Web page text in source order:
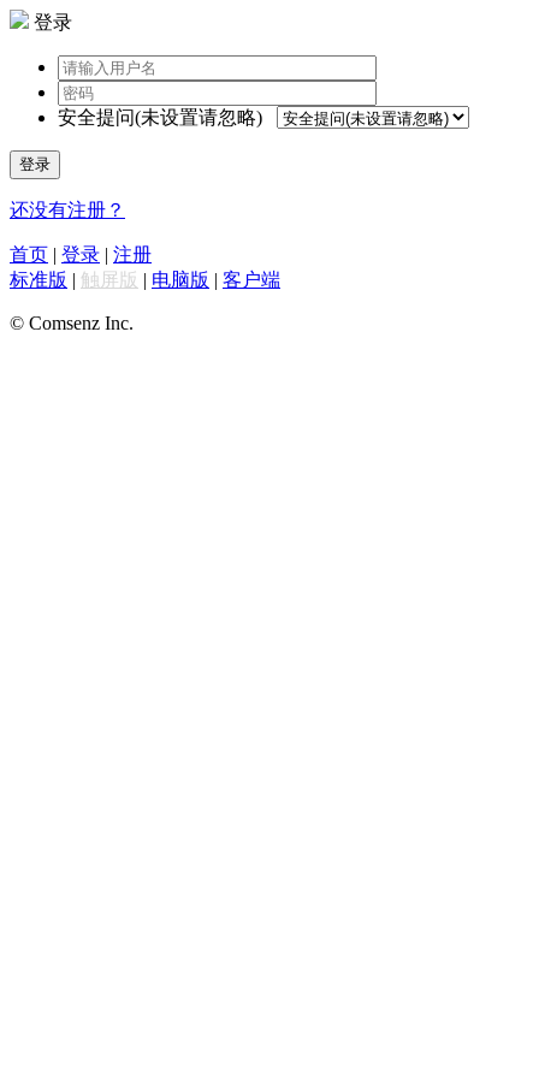
登录
安全提问(未设置请忽略)
登录
还没有注册？
首页 | 登录 | 注册
标准版 | 触屏版 | 电脑版 | 客户端
© Comsenz Inc.